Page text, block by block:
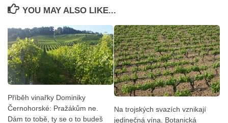
YOU MAY ALSO LIKE...
Příběh vinařky Dominiky
Černohorské: Pražákům ne.
Dám to tobě, ty se o to budeš
Na trojských svazích vznikají
jedinečná vína. Botanická